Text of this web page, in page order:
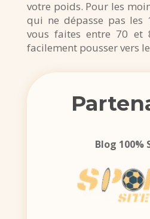
votre poids. Pour les
qui ne dépasse pas les
vous faites entre 70 et
facilement pousser vers
Blog 100%